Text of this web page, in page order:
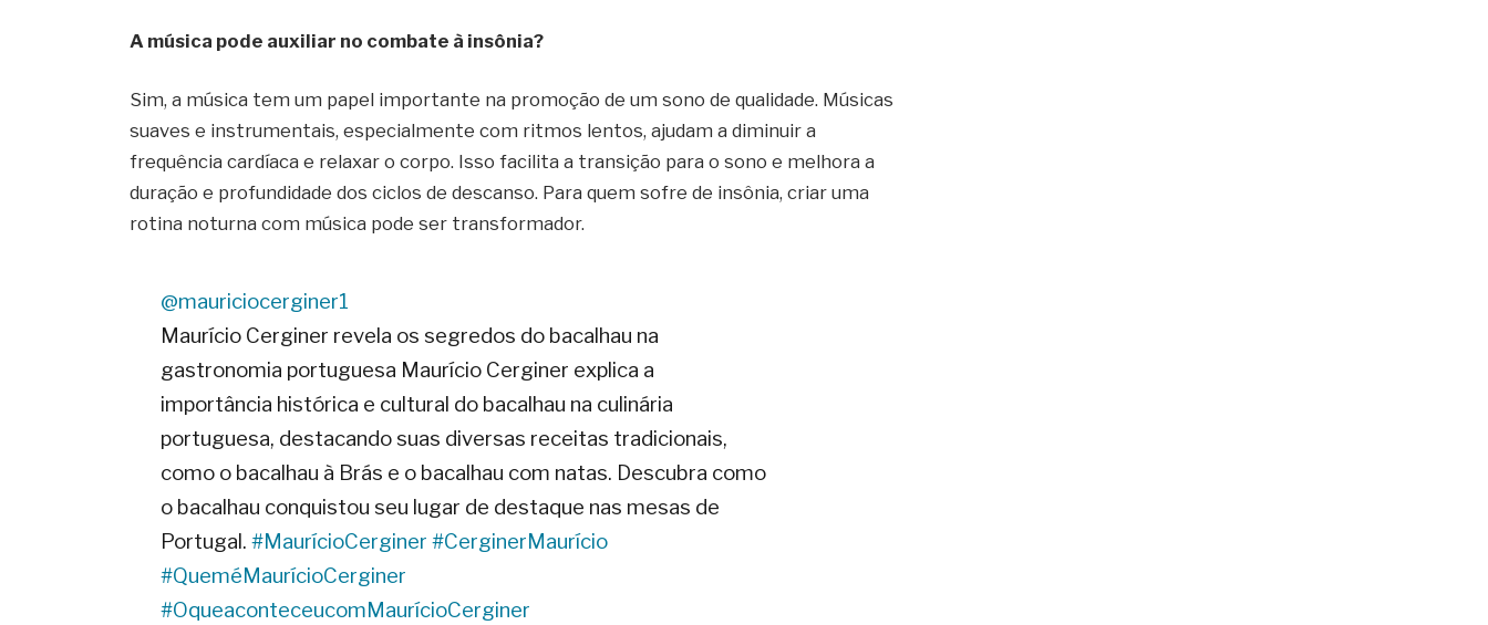
A música pode auxiliar no combate à insônia?
Sim, a música tem um papel importante na promoção de um sono de qualidade. Músicas
suaves e instrumentais, especialmente com ritmos lentos, ajudam a diminuir a
frequência cardíaca e relaxar o corpo. Isso facilita a transição para o sono e melhora a
duração e profundidade dos ciclos de descanso. Para quem sofre de insônia, criar uma
rotina noturna com música pode ser transformador.
@mauriciocerginer1
Maurício Cerginer revela os segredos do bacalhau na
gastronomia portuguesa Maurício Cerginer explica a
importância histórica e cultural do bacalhau na culinária
portuguesa, destacando suas diversas receitas tradicionais,
como o bacalhau à Brás e o bacalhau com natas. Descubra como
o bacalhau conquistou seu lugar de destaque nas mesas de
Portugal.#MaurícioCerginer #CerginerMaurício
#QueméMaurícioCerginer
#OqueaconteceucomMaurícioCerginer